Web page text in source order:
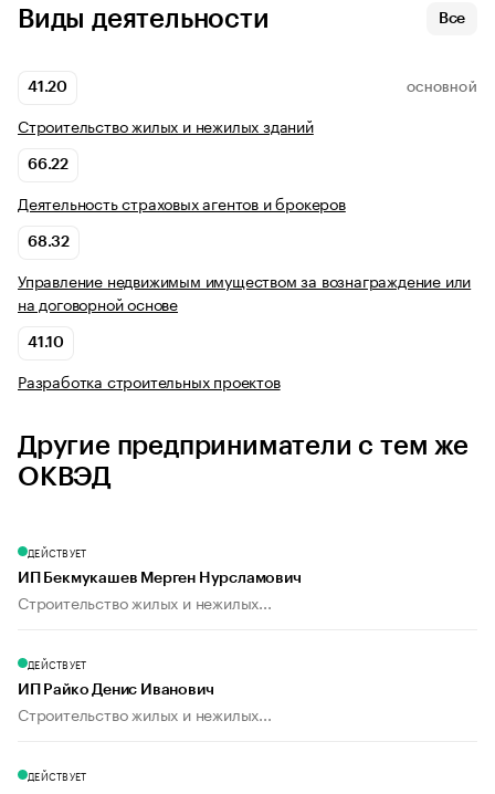
Виды деятельности Все
41.20 ОСНОВНОЙ
Строительство жилых и нежилых зданий
66.22
Деятельность страховых агентов и брокеров
68.32
Управление недвижимым имуществом за вознаграждение или
на договорной основе
41.10
Разработка строительных проектов
Другие предприниматели с тем же
ОКВЭД
ДЕЙСТВУЕТ
ИП Бекмукашев Мерген Нурсламович
Строительство жилых и нежилых...
ДЕЙСТВУЕТ
ИП Райко Денис Иванович
Строительство жилых и нежилых...
ДЕЙСТВУЕТ